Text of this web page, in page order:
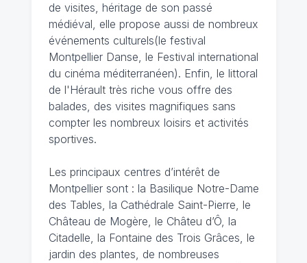
de visites, héritage de son passé
médiéval, elle propose aussi de nombreux
événements culturels(le festival
Montpellier Danse, le Festival international
du cinéma méditerranéen). Enfin, le littoral
de l'Hérault très riche vous offre des
balades, des visites magnifiques sans
compter les nombreux loisirs et activités
sportives.
Les principaux centres d’intérêt de
Montpellier sont : la Basilique Notre-Dame
des Tables, la Cathédrale Saint-Pierre, le
Château de Mogère, le Châteu d’Ô, la
Citadelle, la Fontaine des Trois Grâces, le
jardin des plantes, de nombreuses